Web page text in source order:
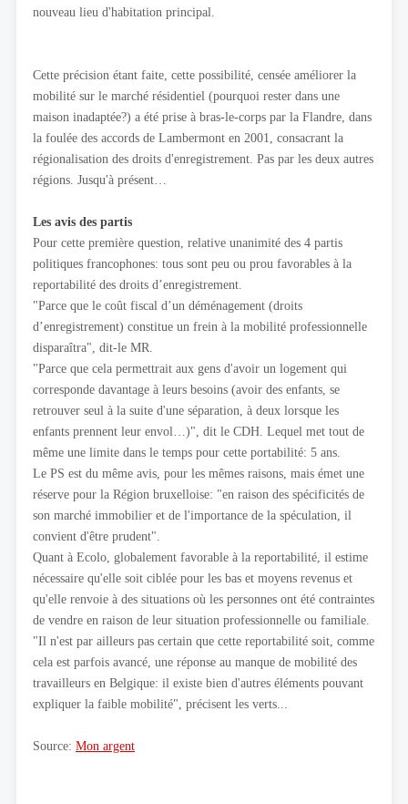
nouveau lieu d'habitation principal.
Cette précision étant faite, cette possibilité, censée améliorer la
mobilité sur le marché résidentiel (pourquoi rester dans une
maison inadaptée?) a été prise à bras-le-corps par la Flandre, dans
la foulée des accords de Lambermont en 2001, consacrant la
régionalisation des droits d'enregistrement. Pas par les deux autres
régions. Jusqu'à présent…
Les avis des partis
Pour cette première question, relative unanimité des 4 partis
politiques francophones: tous sont peu ou prou favorables à la
reportabilité des droits d’enregistrement.
"Parce que le coût fiscal d’un déménagement (droits
d’enregistrement) constitue un frein à la mobilité professionnelle
disparaîtra", dit-le MR.
"Parce que cela permettrait aux gens d'avoir un logement qui
corresponde davantage à leurs besoins (avoir des enfants, se
retrouver seul à la suite d'une séparation, à deux lorsque les
enfants prennent leur envol…)", dit le CDH. Lequel met tout de
même une limite dans le temps pour cette portabilité: 5 ans.
Le PS est du même avis, pour les mêmes raisons, mais émet une
réserve pour la Région bruxelloise: "en raison des spécificités de
son marché immobilier et de l'importance de la spéculation, il
convient d'être prudent".
Quant à Ecolo, globalement favorable à la reportabilité, il estime
nécessaire qu'elle soit ciblée pour les bas et moyens revenus et
qu'elle renvoie à des situations où les personnes ont été contraintes
de vendre en raison de leur situation professionnelle ou familiale.
"Il n'est par ailleurs pas certain que cette reportabilité soit, comme
cela est parfois avancé, une réponse au manque de mobilité des
travailleurs en Belgique: il existe bien d'autres éléments pouvant
expliquer la faible mobilité", précisent les verts...
Source: Mon argent